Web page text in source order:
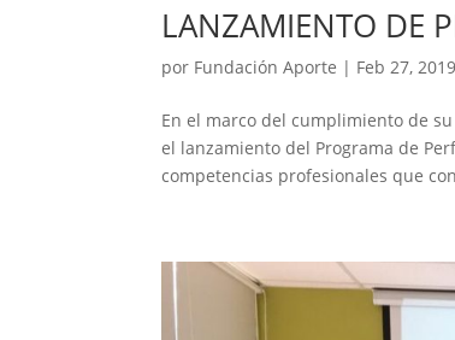
LANZAMIENTO DE
por Fundación Aporte | Feb 27, 2019
En el marco del cumplimiento de
el lanzamiento del Programa de
competencias profesionales que